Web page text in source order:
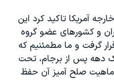
آمریکا تاکید کرد این
و کشورهای عضو گروه
گرفت و ما مطمئنیم که
دهه پس از برجام، تحت
ماهیت صلح آمیز آن حفظ